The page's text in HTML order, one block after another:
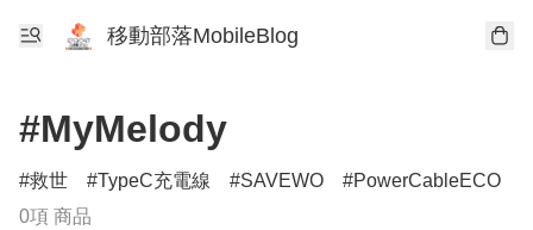
移動部落MobileBlog
#MyMelody
救世 TypeC充電線 SAVEWO PowerCableECO
0項 商品